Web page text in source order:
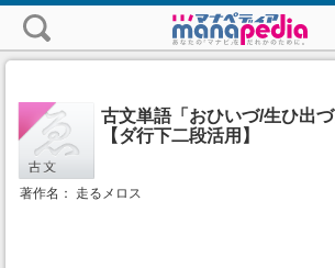
古文単語「おひいづ/生ひ出
【ダ行下二段活用】
著作名： 走るメロス